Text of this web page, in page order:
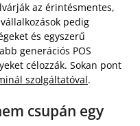
az érintésmentes,
pedig
és egyszerű
generációs POS
célozzák. Sokan pont
szolgáltatóval.
csupán egy